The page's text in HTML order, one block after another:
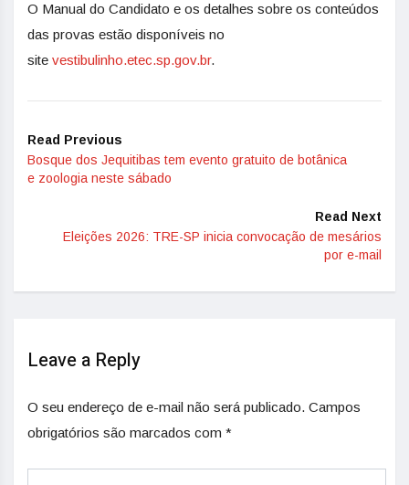
O Manual do Candidato e os detalhes sobre os conteúdos
das provas estão disponíveis no
site vestibulinho.etec.sp.gov.br.
Read Previous
Bosque dos Jequitibas tem evento gratuito de botânica
e zoologia neste sábado
Read Next
Eleições 2026: TRE-SP inicia convocação de mesários
por e-mail
Leave a Reply
O seu endereço de e-mail não será publicado. Campos
obrigatórios são marcados com *